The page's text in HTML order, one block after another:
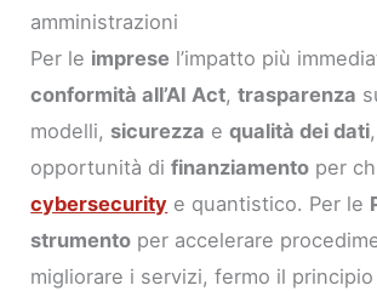
amministrazioni
Per le imprese l’impatto più
conformità all’AI Act,trasparenza
modelli, sicurezza equalità dei dati
opportunità difinanziamento per
cybersecurity e quantistico. Per le
strumento per accelerare
migliorare i servizi, fermo il principio